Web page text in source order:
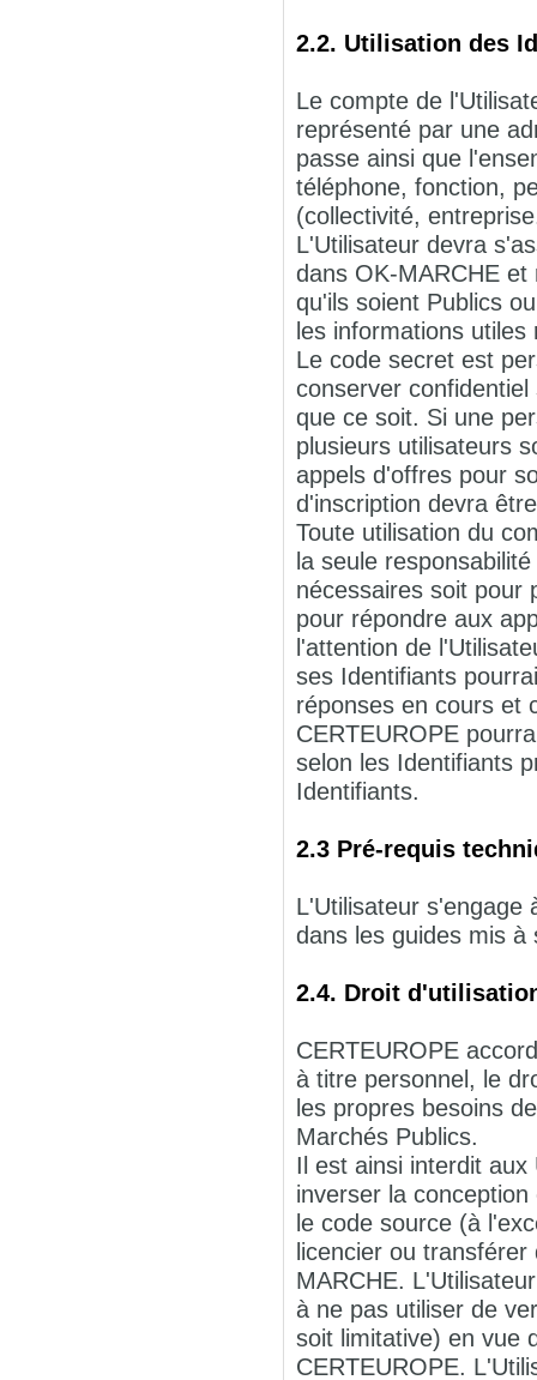
2.2. Utilisation des
Le compte de
représenté par une
passe ainsi que
téléphone, fonction,
(collectivité,
L'Utilisateur devra
dans OK-MARCHE
qu'ils soient Publics
les informations
Le code secret est
conserver
que ce soit. Si une
plusieurs utilisateurs
appels d'offres pour
d'inscription devra
Toute utilisation du
la seule
nécessaires soit pour
pour répondre aux
l'attention de
ses Identifiants
réponses en cours et
CERTEUROPE
selon les Identifiants
Identifiants.
2.3 Pré-requis
L'Utilisateur s'engage
dans les guides mis à
2.4. Droit
CERTEUROPE
à titre personnel, le
les propres besoins
Marchés Publics.
Il est ainsi interdit
inverser la
le code source (à
licencier ou
MARCHE.
à ne pas utiliser de
soit limitative) en vue
CERTEUROPE.